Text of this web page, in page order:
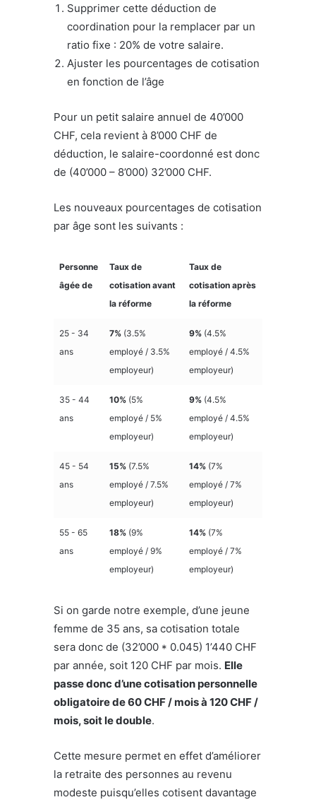
Supprimer cette déduction de
coordination pour la remplacer par un
ratio fixe : 20% de votre salaire.
Ajuster les pourcentages de cotisation
en fonction de l’âge
Pour un petit salaire annuel de 40’000
CHF, cela revient à 8’000 CHF de
déduction, le salaire-coordonné est donc
de (40’000 – 8’000) 32’000 CHF.
Les nouveaux pourcentages de cotisation
par âge sont les suivants :
Personne
âgée de
Taux de
cotisation avant
la réforme
Taux de
cotisation après
la réforme
25 - 34
ans
7% (3.5%
employé / 3.5%
employeur)
9% (4.5%
employé / 4.5%
employeur)
35 - 44
ans
10% (5%
employé / 5%
employeur)
9% (4.5%
employé / 4.5%
employeur)
45 - 54
ans
15% (7.5%
employé / 7.5%
employeur)
14% (7%
employé / 7%
employeur)
55 - 65
ans
18% (9%
employé / 9%
employeur)
14% (7%
employé / 7%
employeur)
Si on garde notre exemple, d’une jeune
femme de 35 ans, sa cotisation totale
sera donc de (32’000 * 0.045) 1’440 CHF
par année, soit 120 CHF par mois. Elle
passe donc d’une cotisation personnelle
obligatoire de 60 CHF / mois à 120 CHF /
mois, soit le double.
Cette mesure permet en effet d’améliorer
la retraite des personnes au revenu
modeste puisqu’elles cotisent davantage